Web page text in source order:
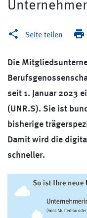
Seite teilen
Die
seit 1. Januar 2023
(UNR.S). Sie ist
bisherige
Damit wird die
schneller.